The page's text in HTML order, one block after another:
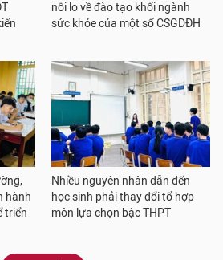
nỗi lo về đào tạo khối ngành
sức khỏe của một số CSGDĐH
hành
triển
Nhiều nguyên nhân dẫn đến
học sinh phải thay đổi tổ hợp
môn lựa chọn bậc THPT